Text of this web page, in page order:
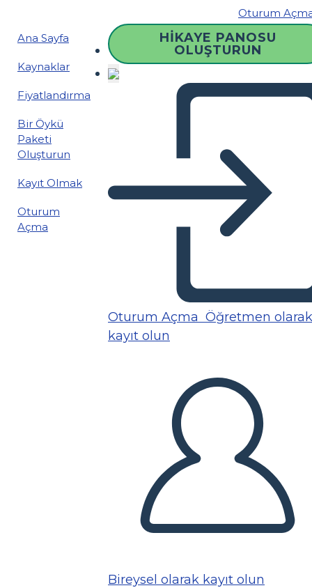
Oturum
Ana Sayfa
Kaynaklar
Fiyatlandırma
Bir Öykü
Paketi
Oluşturun
Kayıt Olmak
Oturum
Açma
HIKAYE PANOSU
OLUŞTURUN
Oturum Açma Öğretmen olarak
kayıt olun
Bireysel olarak kayıt olun